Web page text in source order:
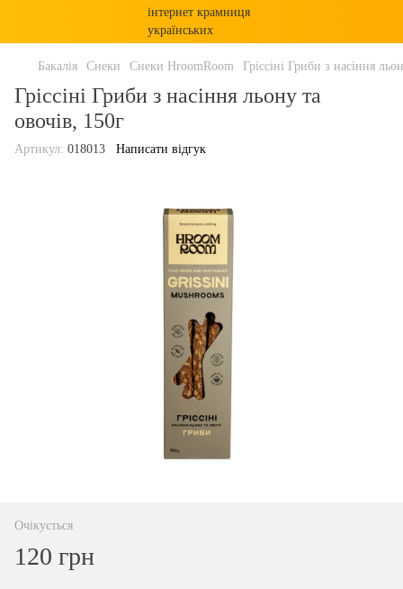
Бакалія Снеки Снеки HroomRoom Гріссіні Гриби з насіння
Гріссіні Гриби з насіння льону та
овочів, 150г
Артикул: 018013 Написати відгук
Очікується
120 грн